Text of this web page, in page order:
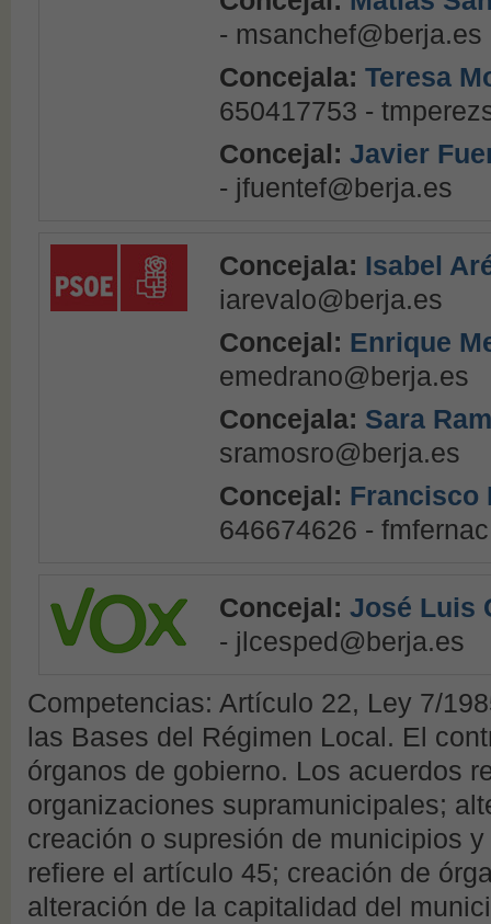
- msanchef@berja.es
Concejala: Teresa
650417753 -
Concejal: Javier
- jfuentef@berja.es
Concejala: Isabel
iarevalo@berja.es
Concejal: Enrique
emedrano@berja.es
Concejala: Sara
sramosro@berja.es
Concejal: Francisco
646674626 -
Concejal: José Luis
- jlcesped@berja.es
Competencias: Artículo 22, Ley 7/
las Bases del Régimen Local. El
órganos de gobierno. Los acuerdos
organizaciones supramunicipales;
creación o supresión de municipios
refiere el artículo 45; creación de
alteración de la capitalidad del